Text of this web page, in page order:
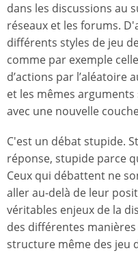
dans les discussions au
réseaux et les forums.
différents styles de jeu
comme par exemple
d’actions par l’aléatoire
et les mêmes
avec une nouvelle
C'est un débat stupide.
réponse, stupide parce
Ceux qui débattent ne
aller au-delà de leur
véritables enjeux de la
des différentes
structure même des jeu